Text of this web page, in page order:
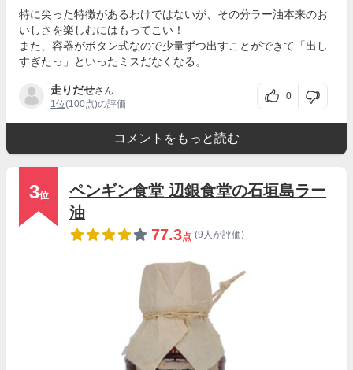
特に尖った特徴があるわけではないが、その分ラー油本来のお
いしさを楽しむにはもってこい！
また、容器がボタン式なので少量ずつ出すことができて「出し
すぎたっ」といったミスだなくなる。
走りだせさん
1位(100点)の評価
0
コメントをもっと読む
3位
ペンギン食堂 辺銀食堂の石垣島ラー
油
77.3点 (9人が評価)